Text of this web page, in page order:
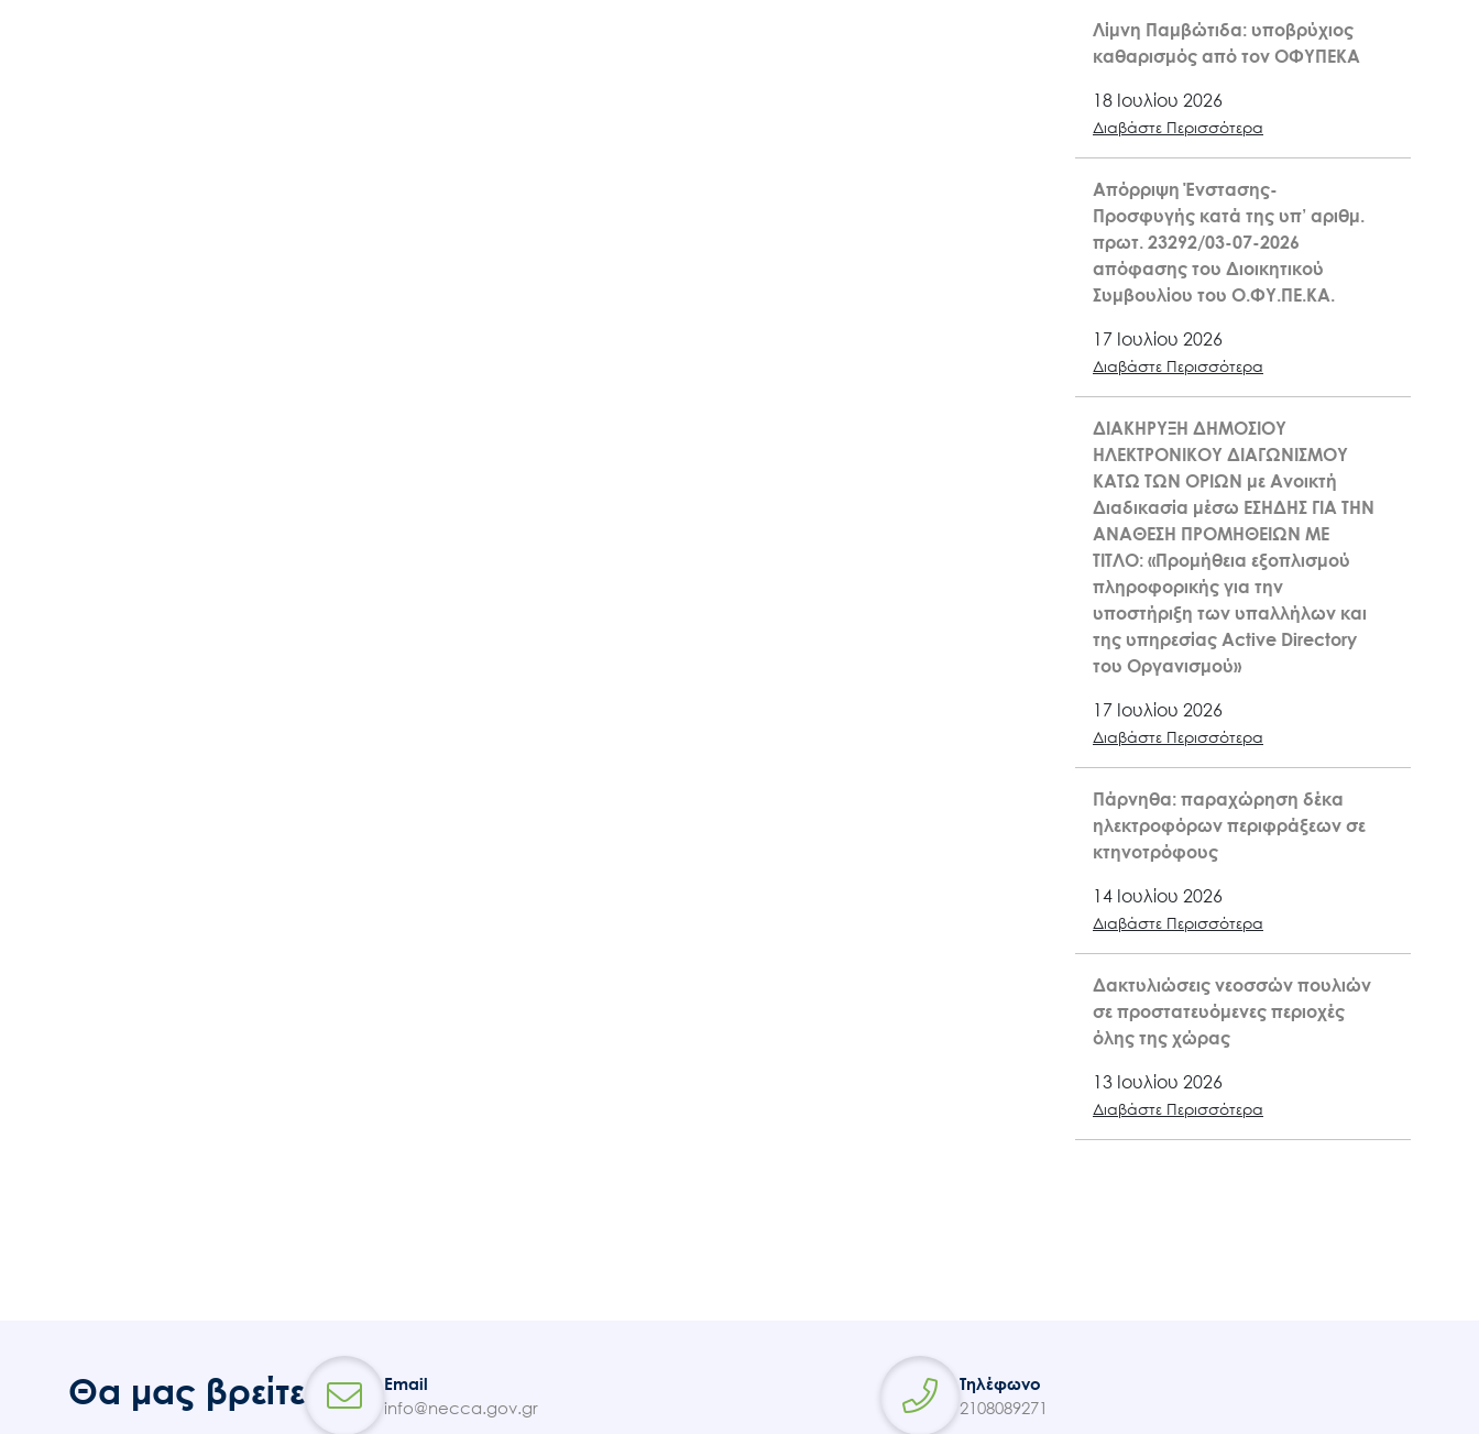
Λίμνη Παμβώτιδα: υποβρύχιος
καθαρισμός από τον ΟΦΥΠΕΚΑ
18 Ιουλίου 2026
Διαβάστε Περισσότερα
Απόρριψη Ένστασης-
Προσφυγής κατά της υπ’ αριθμ.
πρωτ. 23292/03-07-2026
απόφασης του Διοικητικού
Συμβουλίου του Ο.ΦΥ.ΠΕ.ΚΑ.
17 Ιουλίου 2026
Διαβάστε Περισσότερα
ΔΙΑΚΗΡΥΞΗ ΔΗΜΟΣΙΟΥ
ΗΛΕΚΤΡΟΝΙΚΟΥ ΔΙΑΓΩΝΙΣΜΟΥ
ΚΑΤΩ ΤΩΝ ΟΡΙΩΝ με Ανοικτή
Διαδικασία μέσω ΕΣΗΔΗΣ ΓΙΑ ΤΗΝ
ΑΝΑΘΕΣΗ ΠΡΟΜΗΘΕΙΩΝ ΜΕ
ΤΙΤΛΟ: «Προμήθεια εξοπλισμού
πληροφορικής για την
υποστήριξη των υπαλλήλων και
της υπηρεσίας Active Directory
του Οργανισμού»
17 Ιουλίου 2026
Διαβάστε Περισσότερα
Πάρνηθα: παραχώρηση δέκα
ηλεκτροφόρων περιφράξεων σε
κτηνοτρόφους
14 Ιουλίου 2026
Διαβάστε Περισσότερα
Δακτυλιώσεις νεοσσών πουλιών
σε προστατευόμενες περιοχές
όλης της χώρας
13 Ιουλίου 2026
Διαβάστε Περισσότερα
Θα μας βρείτε
Email
info@necca.gov.gr
Τηλέφωνο
2108089271